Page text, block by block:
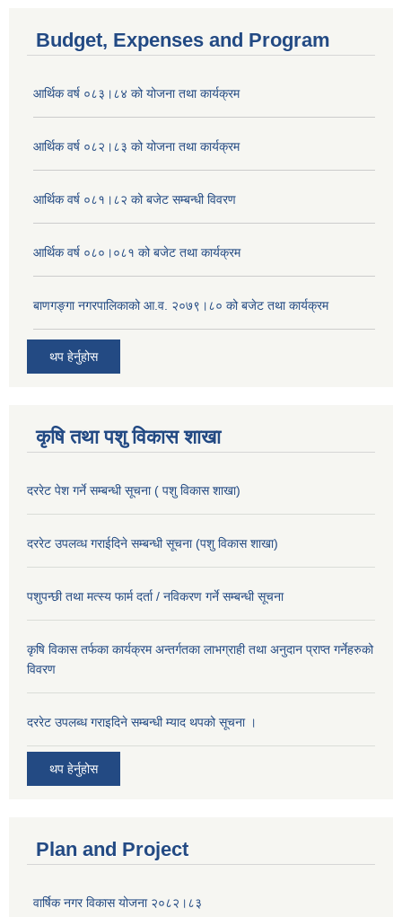
Budget, Expenses and Program
आर्थिक वर्ष ०८३।८४ को योजना तथा कार्यक्रम
आर्थिक वर्ष ०८२।८३ को योजना तथा कार्यक्रम
आर्थिक वर्ष ०८१।८२ को बजेट सम्बन्धी विवरण
आर्थिक वर्ष ०८०।०८१ को बजेट तथा कार्यक्रम
बाणगङ्गा नगरपालिकाको आ.व. २०७९।८० को बजेट तथा कार्यक्रम
थप हेर्नुहोस
कृषि तथा पशु विकास शाखा
दररेट पेश गर्ने सम्बन्धी सूचना ( पशु विकास शाखा)
दररेट उपलव्ध गराईदिने सम्बन्धी सूचना (पशु विकास शाखा)
पशुपन्छी तथा मत्स्य फार्म दर्ता / नविकरण गर्ने सम्बन्धी सूचना
कृषि विकास तर्फका कार्यक्रम अन्तर्गतका लाभग्राही तथा अनुदान प्राप्त गर्नेहरुको
विवरण
दररेट उपलब्ध गराइदिने सम्बन्धी म्याद थपको सूचना ।
थप हेर्नुहोस
Plan and Project
वार्षिक नगर विकास योजना २०८२।८३